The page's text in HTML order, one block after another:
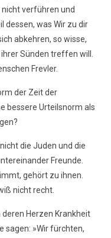
nicht verführen und
dessen, was Wir zu dir
abkehren, so wisse,
Sünden treffen will.
Frevler.
der Zeit der
bessere Urteilsnorm als
die Juden und die
Freunde.
gehört zu ihnen.
nicht recht.
deren Herzen Krankheit
sagen: »Wir fürchten,